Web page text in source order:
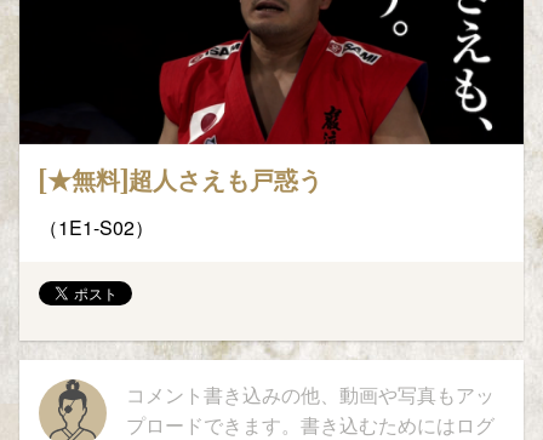
[★無料]超人さえも戸惑う
（1E1-S02）
コメント書き込みの他、動画や写真もアッ
プロードできます。書き込むためにはログ